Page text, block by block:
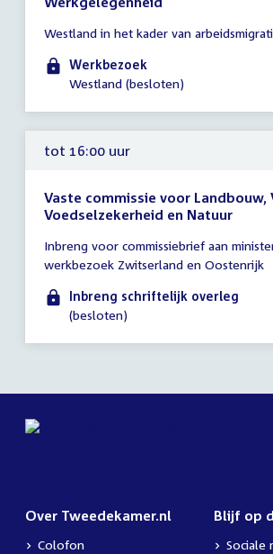
vergadering
10:00
-
uur
Westland in het kader van
Werkbezoek
Westland (besloten)
tot 16:00 uur
Vaste commissie voor Landbouw,
Voedselzekerheid en Natuur
vergadering
tot
16:00
uur
Inbreng voor commissiebrief aan
werkbezoek Zwitserland en Oostenrijk
Inbreng schriftelijk overleg
(besloten)
Over Tweedekamer.nl
Colofon
Blijf op
Sociale